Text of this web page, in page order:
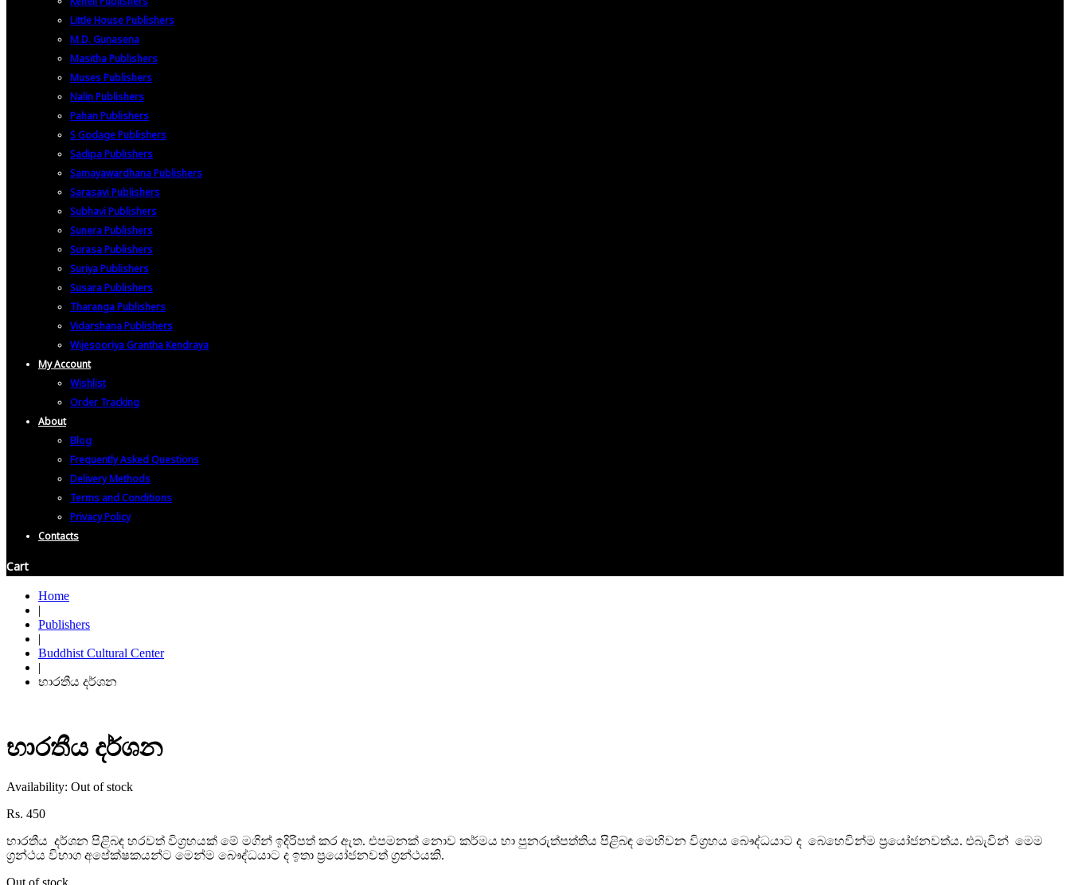
Little House Publishers
M.D. Gunasena
Masitha Publishers
Muses Publishers
Nalin Publishers
Pahan Publishers
S Godage Publishers
Sadipa Publishers
Samayawardhana Publishers
Sarasavi Publishers
Subhavi Publishers
Sunera Publishers
Surasa Publishers
Suriya Publishers
Susara Publishers
Tharanga Publishers
Vidarshana Publishers
Wijesooriya Grantha Kendraya
My Account
Wishlist
Order Tracking
About
Blog
Frequently Asked Questions
Delivery Methods
Terms and Conditions
Privacy Policy
Contacts
Cart
Home
|
Publishers
|
Buddhist Cultural Center
|
භාරතීය දර්ශන
භාරතීය දර්ශන
Availability: Out of stock
Rs. 450
භාරතීය දර්ශන පිළිබඳ හරවත් විග්‍රහයක් මේ මගින් ඉදිරිපත් කර ඇත. එපමනක් නොව කර්මය හා පුනරුත්පත්තිය පිළිබඳ මෙහිවන විග්‍රහය බෞද්ධයාට ද බෙහෙවින්ම ප්‍රයෝජනවත්ය. එබැවින් මෙම
ග්‍රන්ථය විභාග අපේක්ෂකයන්ට මෙන්ම බෞද්ධයාට ද ඉතා ප්‍රයෝජනවත් ග්‍රන්ථයකි.
Out of stock